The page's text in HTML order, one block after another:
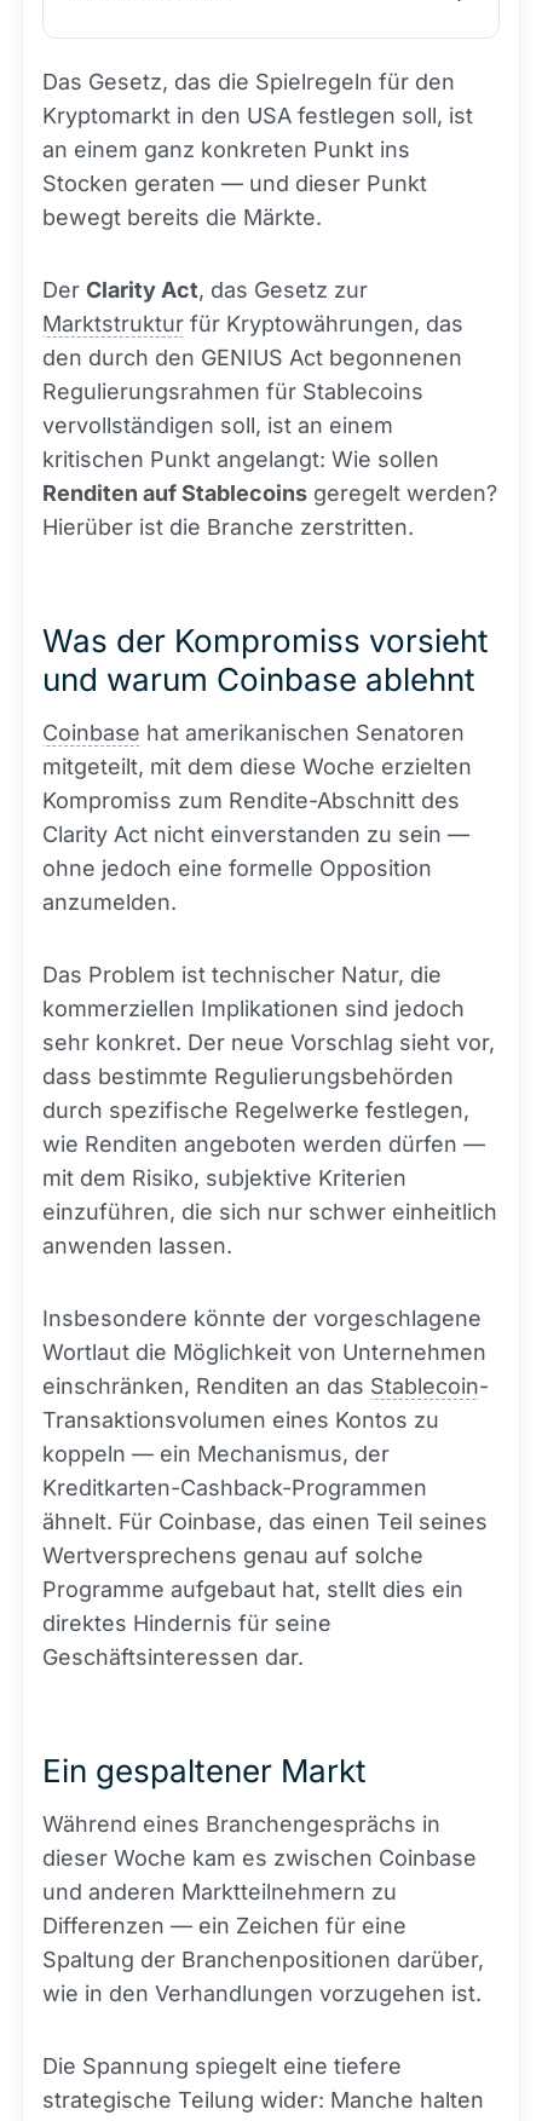
Das Gesetz, das die Spielregeln für den
Kryptomarkt in den USA festlegen soll, ist
an einem ganz konkreten Punkt ins
Stocken geraten — und dieser Punkt
bewegt bereits die Märkte.
Der Clarity Act, das Gesetz zur
Marktstruktur für Kryptowährungen, das
den durch den GENIUS Act begonnenen
Regulierungsrahmen für Stablecoins
vervollständigen soll, ist an einem
kritischen Punkt angelangt: Wie sollen
Renditen auf Stablecoins geregelt werden?
Hierüber ist die Branche zerstritten.
Was der Kompromiss vorsieht
und warum Coinbase ablehnt
Coinbase hat amerikanischen Senatoren
mitgeteilt, mit dem diese Woche erzielten
Kompromiss zum Rendite-Abschnitt des
Clarity Act nicht einverstanden zu sein —
ohne jedoch eine formelle Opposition
anzumelden.
Das Problem ist technischer Natur, die
kommerziellen Implikationen sind jedoch
sehr konkret. Der neue Vorschlag sieht vor,
dass bestimmte Regulierungsbehörden
durch spezifische Regelwerke festlegen,
wie Renditen angeboten werden dürfen —
mit dem Risiko, subjektive Kriterien
einzuführen, die sich nur schwer einheitlich
anwenden lassen.
Insbesondere könnte der vorgeschlagene
Wortlaut die Möglichkeit von Unternehmen
einschränken, Renditen an das Stablecoin-
Transaktionsvolumen eines Kontos zu
koppeln — ein Mechanismus, der
Kreditkarten-Cashback-Programmen
ähnelt. Für Coinbase, das einen Teil seines
Wertversprechens genau auf solche
Programme aufgebaut hat, stellt dies ein
direktes Hindernis für seine
Geschäftsinteressen dar.
Ein gespaltener Markt
Während eines Branchengesprächs in
dieser Woche kam es zwischen Coinbase
und anderen Marktteilnehmern zu
Differenzen — ein Zeichen für eine
Spaltung der Branchenpositionen darüber,
wie in den Verhandlungen vorzugehen ist.
Die Spannung spiegelt eine tiefere
strategische Teilung wider: Manche halten